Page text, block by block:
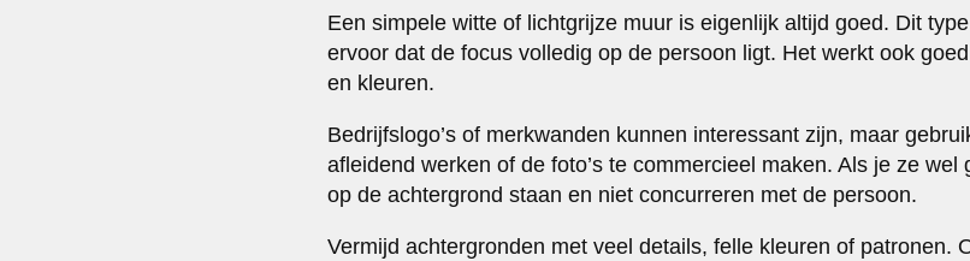
Een simpele witte of lichtgrijze muur is eigenlijk altijd goed. Dit
ervoor dat de focus volledig op de persoon ligt. Het werkt ook
en kleuren.
Bedrijfslogo’s of merkwanden kunnen interessant zijn, maar
afleidend werken of de foto’s te commercieel maken. Als je ze wel
op de achtergrond staan en niet concurreren met de persoon.
Vermijd achtergronden met veel details, felle kleuren of patronen.